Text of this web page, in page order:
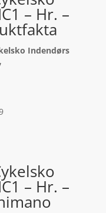
– Hr. –
Indendørs
– Hr. –